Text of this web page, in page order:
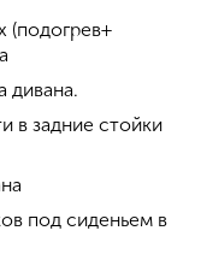
(подогрев+
дивана.
в задние стойки
под сиденьем в